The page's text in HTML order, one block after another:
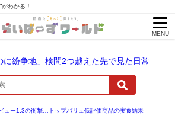
がわかる！
MENU
に紛争地」検問2つ越えた先で見た日常
ュー1.3の衝撃…トップバリュ低評価商品の実食結果